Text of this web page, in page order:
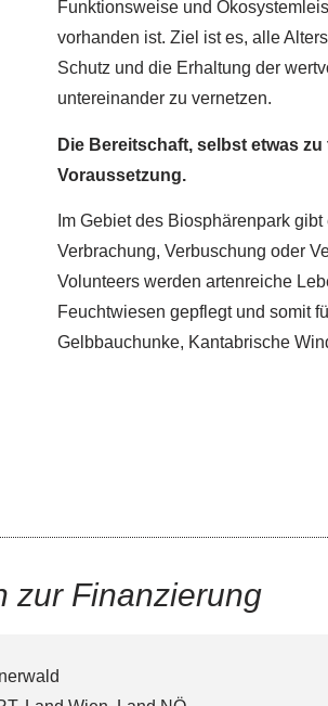
Funktionsweise und
vorhanden ist. Ziel ist es, alle
Schutz und die Erhaltung der
untereinander zu vernetzen.
Die Bereitschaft, selbst etwas
Voraussetzung.
Im Gebiet des Biosphärenpark
Verbrachung, Verbuschung oder
Volunteers werden artenreiche
Feuchtwiesen gepflegt und somit
Gelbbauchunke, Kantabrische
zur Finanzierung